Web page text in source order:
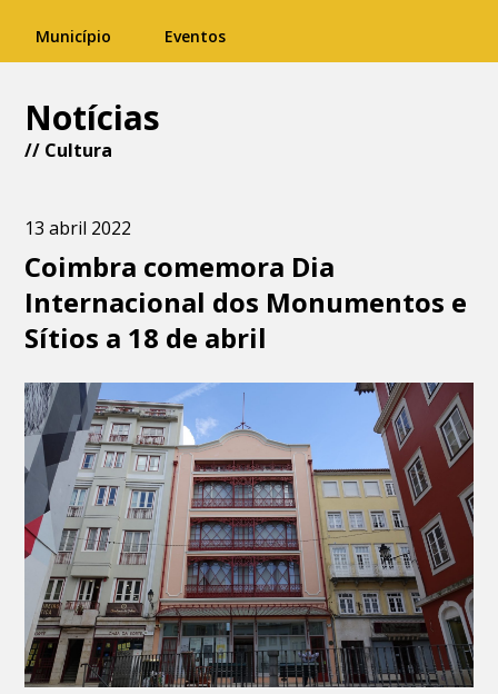
Município Eventos
Notícias
// Cultura
13 abril 2022
Coimbra comemora Dia
Internacional dos Monumentos e
Sítios a 18 de abril